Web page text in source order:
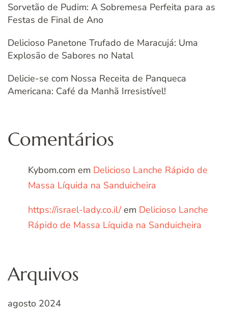
Sorvetão de Pudim: A Sobremesa Perfeita para as
Festas de Final de Ano
Delicioso Panetone Trufado de Maracujá: Uma
Explosão de Sabores no Natal
Delicie-se com Nossa Receita de Panqueca
Americana: Café da Manhã Irresistível!
Comentários
Kybom.com em Delicioso Lanche Rápido de
Massa Líquida na Sanduicheira
https://israel-lady.co.il/em Delicioso Lanche
Rápido de Massa Líquida na Sanduicheira
Arquivos
agosto 2024